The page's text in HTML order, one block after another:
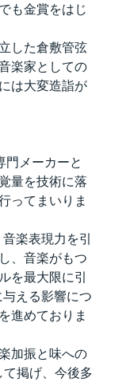
も金賞をはじ
した倉敷管弦
楽家としての
は大変造詣が
門メーカーと
量を技術に落
ってまいりま
楽表現力を引
、音楽がもつ
を最大限に引
える影響につ
進めておりま
加振と味への
掲げ、今後多